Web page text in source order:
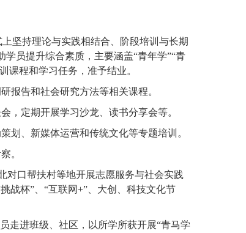
坚持理论与实践相结合、阶段培训与长期
学员提升综合素质，主要涵盖“青年学”“青
课程和学习任务，准予结业。
报告和社会研究方法等相关课程。
，定期开展学习沙龙、读书分享会等。
划、新媒体运营和传统文化等专题培训。
。
对口帮扶村等地开展志愿服务与社会实践
挑战杯” “互联网+” 、大创、科技文化节
走进班级、社区，以所学所获开展“青马学